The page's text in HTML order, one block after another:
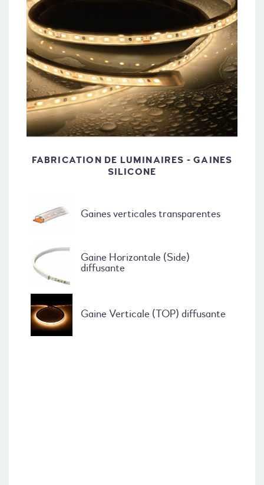
FABRICATION DE LUMINAIRES - GAINES
SILICONE
Gaines verticales transparentes
Gaine Horizontale (Side)
diffusante
Gaine Verticale (TOP) diffusante